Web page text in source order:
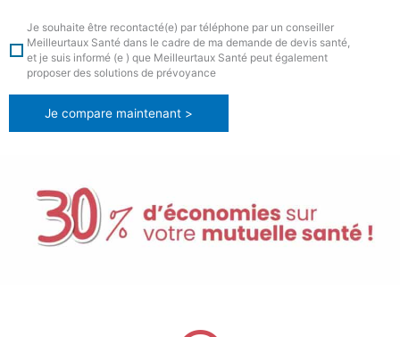
Je souhaite être recontacté(e) par téléphone par un conseiller
Meilleurtaux Santé dans le cadre de ma demande de devis santé,
et je suis informé (e ) que Meilleurtaux Santé peut également
proposer des solutions de prévoyance
Je compare maintenant >